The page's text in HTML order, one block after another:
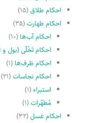
احکام طلاق(۱۵)
احکام طهارت(۳۵)
احکام آب‌ها(۱۰)
احکام تَخْلّى (بول
احکام ظرف‌ها(۱)
احکام نجاسات(۲۱)
استبراء(۱)
مُطهّرات(۱)
احکام غسل(۳۲)